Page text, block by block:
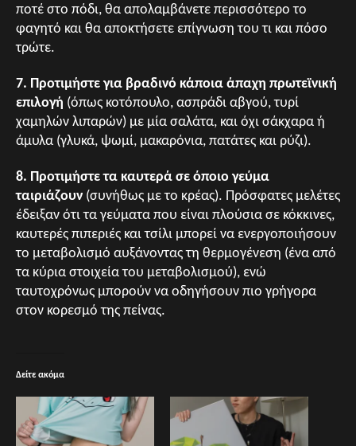
ποτέ στο πόδι, θα απολαμβάνετε περισσότερο το
φαγητό και θα αποκτήσετε επίγνωση του τι και πόσο
τρώτε.
7. Προτιμήστε για βραδινό κάποια άπαχη πρωτεϊνική
επιλογή (όπως κοτόπουλο, ασπράδι αβγού, τυρί
χαμηλών λιπαρών) με μία σαλάτα, και όχι σάκχαρα ή
άμυλα (γλυκά, ψωμί, μακαρόνια, πατάτες και ρύζι).
8. Προτιμήστε τα καυτερά σε όποιο γεύμα
ταιριάζουν (συνήθως με το κρέας). Πρόσφατες μελέτες
έδειξαν ότι τα γεύματα που είναι πλούσια σε κόκκινες,
καυτερές πιπεριές και τσίλι μπορεί να ενεργοποιήσουν
το μεταβολισμό αυξάνοντας τη θερμογένεση (ένα από
τα κύρια στοιχεία του μεταβολισμού), ενώ
ταυτοχρόνως μπορούν να οδηγήσουν πιο γρήγορα
στον κορεσμό της πείνας.
Δείτε ακόμα